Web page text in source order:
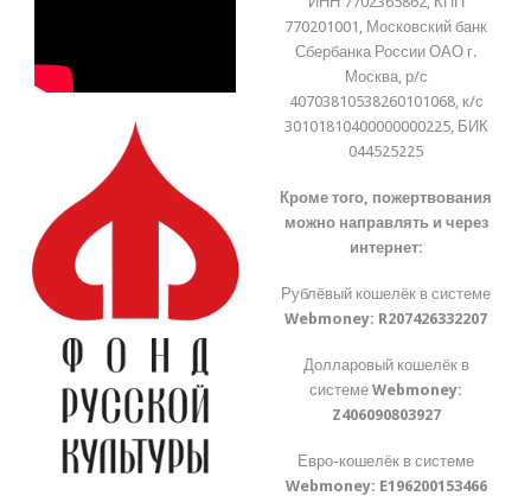
770201001, Московский банк
Сбербанка России ОАО г.
Москва, р/с
40703810538260101068, к/с
30101810400000000225, БИК
044525225
Кроме того, пожертвования
можно направлять и через
интернет:
Рублёвый кошелёк в системе
Webmoney: R207426332207
Долларовый кошелёк в
системеWebmoney:
Z406090803927
Евро-кошелёк в системе
Webmoney: E196200153466